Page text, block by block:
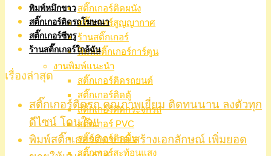
สติ๊กเกอร์ติดผนัง
สติ๊กเกอร์สูญญากาศ
ร้านสติ๊กเกอร์
พิมพ์สติ๊กเกอร์การ์ตูน
งานพิมพ์แนะนำ
สติ๊กเกอร์ติดรถยนต์
สติ๊กเกอร์ติดตู้
สติ๊กเกอร์ติดกระจกรถ
สติ๊กเกอร์ PVC
สติ๊กเกอร์ติดพื้น
สติ๊กเกอร์สะท้อนแสง
พิมพ์หมึกขาว
สติ๊กเกอร์ติดรถโฆษณา
สติ๊กเกอร์ซีทรู
ร้านสติ๊กเกอร์ใกล้ฉัน
เรื่องล่าสุด
สติ๊กเกอร์ติดรถ คุณภาพเยี่ยม ติดทนนาน ลงตัวทุก
ดีไซน์ โดนใจ!!
พิมพ์สติ๊กเกอร์ติดขวด สร้างเอกลักษณ์ เพิ่มยอด